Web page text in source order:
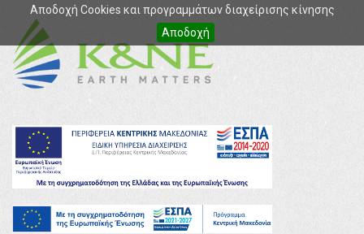
Αποδοχή Cookies και προγραμμάτων διαχείρισης κίνησης
Αποδοχή